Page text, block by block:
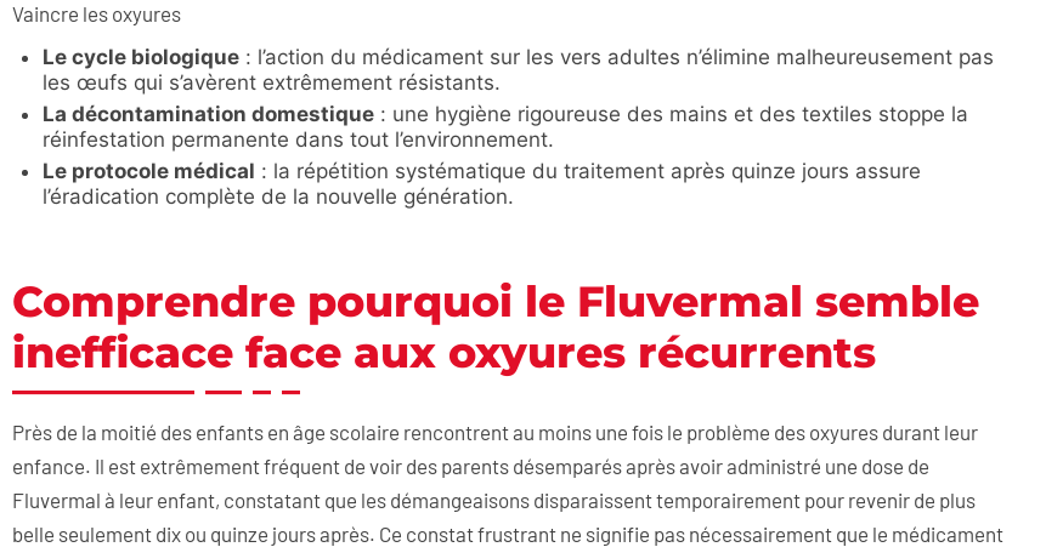
Vaincre les oxyures
Le cycle biologique : l’action du médicament sur les vers adultes n’élimine malheureusement pas
les œufs qui s’avèrent extrêmement résistants.
La décontamination domestique : une hygiène rigoureuse des mains et des textiles stoppe la
réinfestation permanente dans tout l’environnement.
Le protocole médical : la répétition systématique du traitement après quinze jours assure
l’éradication complète de la nouvelle génération.
Comprendre pourquoi le Fluvermal semble
inefficace face aux oxyures récurrents
Près de la moitié des enfants en âge scolaire rencontrent au moins une fois le problème des oxyures durant leur
enfance. Il est extrêmement fréquent de voir des parents désemparés après avoir administré une dose de
Fluvermal à leur enfant, constatant que les démangeaisons disparaissent temporairement pour revenir de plus
belle seulement dix ou quinze jours après. Ce constat frustrant ne signifie pas nécessairement que le médicament